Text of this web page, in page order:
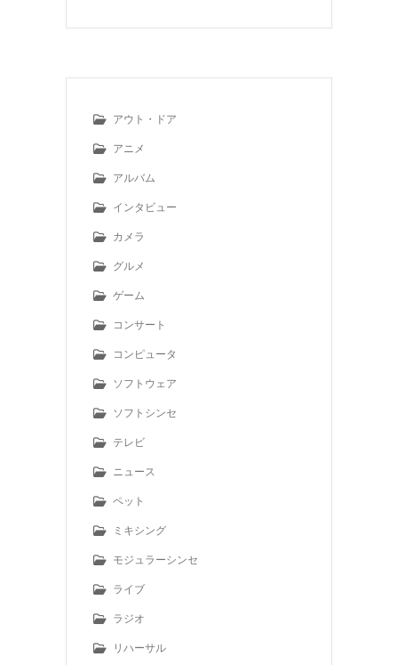
アウト・ドア
アニメ
アルバム
インタビュー
カメラ
グルメ
ゲーム
コンサート
コンピュータ
ソフトウェア
ソフトシンセ
テレビ
ニュース
ペット
ミキシング
モジュラーシンセ
ライブ
ラジオ
リハーサル